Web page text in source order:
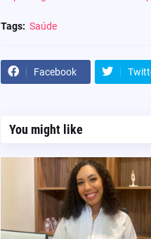
Tags: Saúde
Facebook
You might like